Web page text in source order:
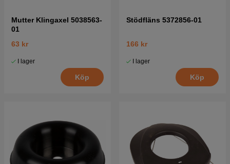
Mutter Klingaxel 5038563-
01
63 kr
I lager
Köp
Stödfläns 5372856-01
166 kr
I lager
Köp